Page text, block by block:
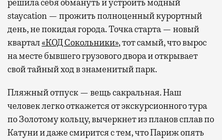
решила себя обмануть и устроить модный
staycation — прожить полноценный курортный
день, не покидая города. Точка старта — новый
квартал«КОД Сокольники», тот самый, что вырос
на месте бывшего грузового двора и открывает
свой тайный ход в знаменитый парк.
Пляжный отпуск — вещь сакральная. Наш
человек легко откажется от экскурсионного тура
по Золотому кольцу, вычеркнет из планов сплав по
Катуни и даже смирится с тем, что Париж опять